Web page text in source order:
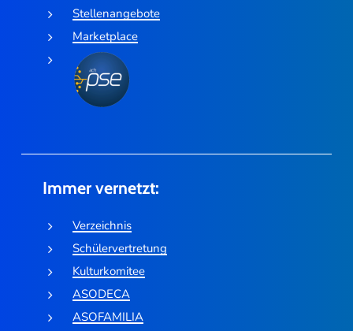
Stellenangebote
Marketplace
Immer vernetzt:
Verzeichnis
Schülervertretung
Kulturkomitee
ASODECA
ASOFAMILIA